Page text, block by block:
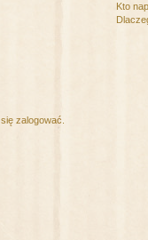
zalogować.
Kto